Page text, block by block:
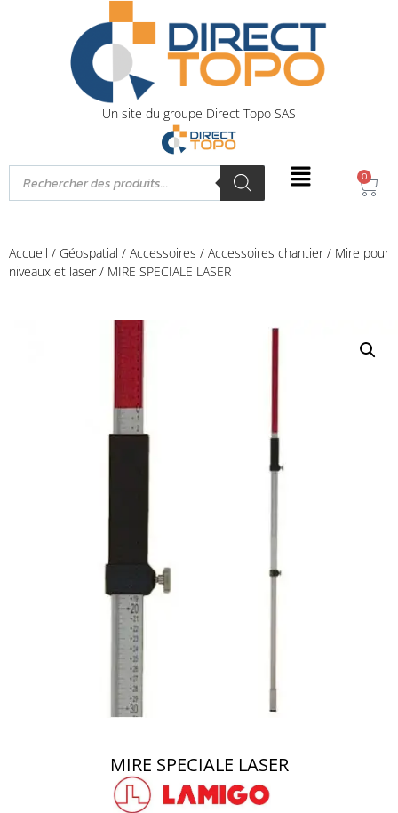
Un site du groupe Direct Topo SAS
0
Accueil / Géospatial / Accessoires / Accessoires chantier/ Mire pour
niveaux et laser/ MIRE SPECIALE LASER
MIRE SPECIALE LASER